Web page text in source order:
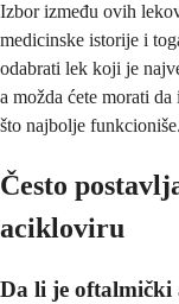
Izbor između ovih
medicinske istorije i
odabrati lek koji je
a možda ćete morati
što najbolje funkcioniše.
Često
acikloviru
Da li je oftalmički